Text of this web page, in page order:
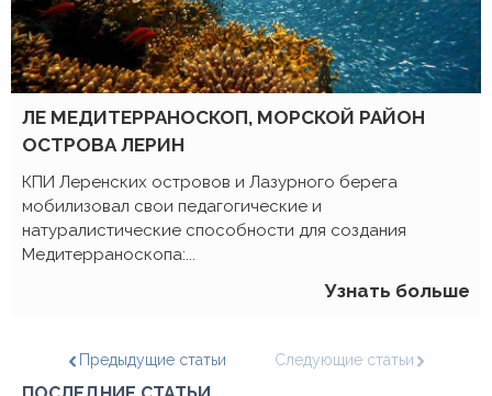
ш
е
ЛЕ МЕДИТЕРРАНОСКОП, МОРСКОЙ РАЙОН
ОСТРОВА ЛЕРИН
КПИ Леренских островов и Лазурного берега
мобилизовал свои педагогические и
натуралистические способности для создания
Медитерраноскопа:...
Узнать больше
Предыдущие статьи Следующие статьи